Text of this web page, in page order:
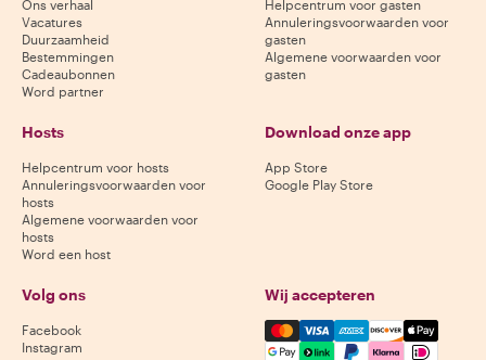
Ons verhaal
Vacatures
Duurzaamheid
Bestemmingen
Cadeaubonnen
Word partner
Helpcentrum voor gasten
Annuleringsvoorwaarden voor
gasten
Algemene voorwaarden voor
gasten
Hosts
Helpcentrum voor hosts
Annuleringsvoorwaarden voor
hosts
Algemene voorwaarden voor
hosts
Word een host
Download onze app
App Store
Google Play Store
Volg ons
Facebook
Instagram
Wij accepteren
Mastercard, Visa, Amex,